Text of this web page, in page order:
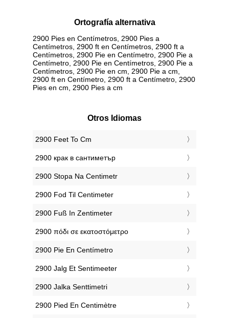
Ortografía alternativa
2900 Pies en Centímetros, 2900 Pies a
Centímetros, 2900 ft en Centímetros, 2900 ft a
Centímetros, 2900 Pie en Centímetro, 2900 Pie a
Centímetro, 2900 Pie en Centímetros, 2900 Pie a
Centímetros, 2900 Pie en cm, 2900 Pie a cm,
2900 ft en Centímetro, 2900 ft a Centímetro, 2900
Pies en cm, 2900 Pies a cm
Otros Idiomas
‎2900 Feet To Cm
‎2900 крак в сантиметър
‎2900 Stopa Na Centimetr
‎2900 Fod Til Centimeter
‎2900 Fuß In Zentimeter
‎2900 πόδι σε εκατοστόμετρο
‎2900 Pie En Centímetro
‎2900 Jalg Et Sentimeeter
‎2900 Jalka Senttimetri
‎2900 Pied En Centimètre